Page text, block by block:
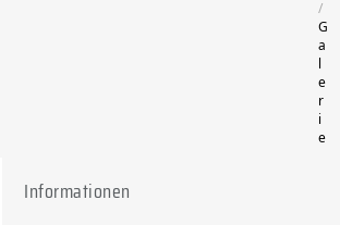
G
a
l
e
r
i
e
Informationen